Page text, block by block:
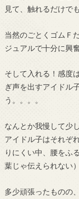
見て、触れるだけで
当然のごとくゴムＦ
ジュアルで十分に興
そして入れる！感度
ぎ声を出すアイドル
う。。。。
なんとか我慢して少
アイドル子はそれぞ
りにくい中、腰をふ
葉じゃ伝えられない）
多少頑張ったものの